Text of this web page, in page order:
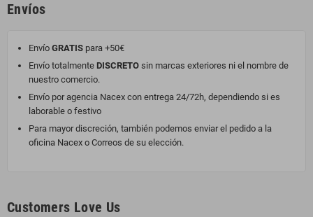
Envíos
Envío GRATIS para +50€
Envío totalmente DISCRETO sin marcas exteriores ni el nombre de
nuestro comercio.
Envío por agencia Nacex con entrega 24/72h, dependiendo si es
laborable o festivo
Para mayor discreción, también podemos enviar el pedido a la
oficina Nacex o Correos de su elección.
Customers Love Us